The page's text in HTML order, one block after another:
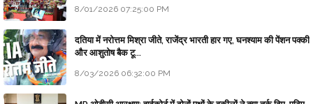
8/01/2026 07:25:00 PM
दतिया में नरोत्तम मिश्रा जीते, राजेंद्र भारती हार गए, घनश्याम की पेंशन पक्की
और आशुतोष बैक टू...
8/03/2026 06:32:00 PM